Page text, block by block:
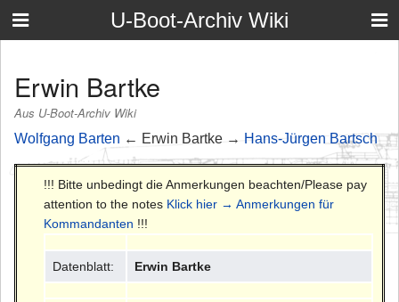
U-Boot-Archiv Wiki
Erwin Bartke
Aus U-Boot-Archiv Wiki
Wolfgang Barten ← Erwin Bartke → Hans-Jürgen Bartsch
!!! Bitte unbedingt die Anmerkungen beachten/Please pay
attention to the notes Klick hier → Anmerkungen für
Kommandanten !!!
Datenblatt: Erwin Bartke